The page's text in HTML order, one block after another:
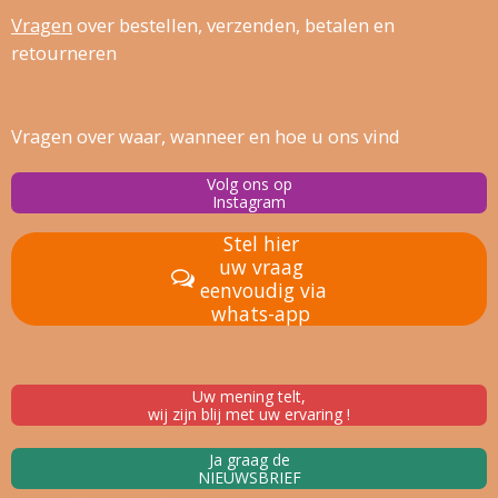
Vragen over bestellen, verzenden, betalen en
retourneren
Vragen over waar, wanneer en hoe u ons vind
Volg ons op
Instagram
Stel hier
uw vraag
eenvoudig via
whats-app
Uw mening telt,
wij zijn blij met uw ervaring !
Ja graag de
NIEUWSBRIEF